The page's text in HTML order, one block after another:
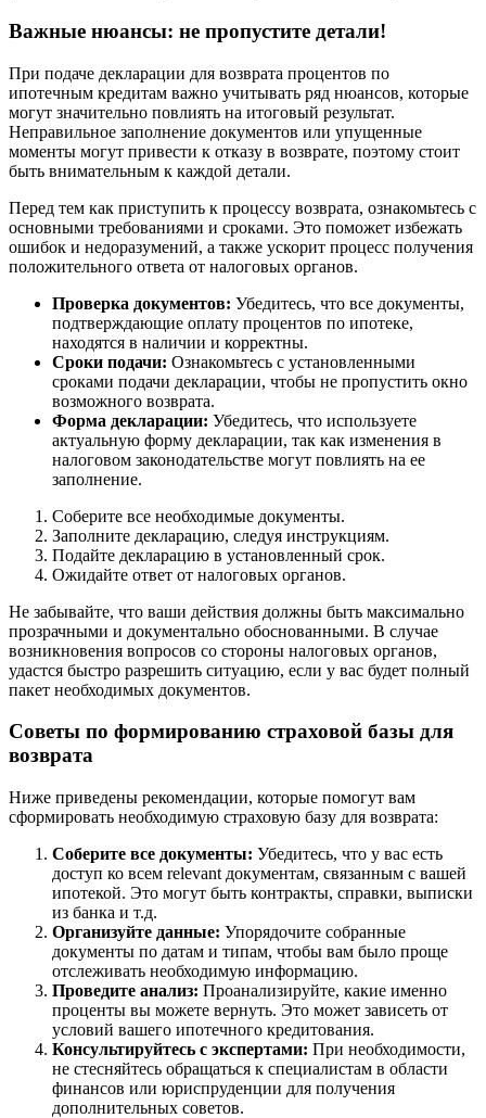
Важные нюансы: не пропустите детали!
При подаче декларации для возврата процентов по
ипотечным кредитам важно учитывать ряд нюансов, которые
могут значительно повлиять на итоговый результат.
Неправильное заполнение документов или упущенные
моменты могут привести к отказу в возврате, поэтому стоит
быть внимательным к каждой детали.
Перед тем как приступить к процессу возврата, ознакомьтесь с
основными требованиями и сроками. Это поможет избежать
ошибок и недоразумений, а также ускорит процесс получения
положительного ответа от налоговых органов.
Проверка документов: Убедитесь, что все документы,
подтверждающие оплату процентов по ипотеке,
находятся в наличии и корректны.
Сроки подачи: Ознакомьтесь с установленными
сроками подачи декларации, чтобы не пропустить окно
возможного возврата.
Форма декларации: Убедитесь, что используете
актуальную форму декларации, так как изменения в
налоговом законодательстве могут повлиять на ее
заполнение.
Соберите все необходимые документы.
Заполните декларацию, следуя инструкциям.
Подайте декларацию в установленный срок.
Ожидайте ответ от налоговых органов.
Не забывайте, что ваши действия должны быть максимально
прозрачными и документально обоснованными. В случае
возникновения вопросов со стороны налоговых органов,
удастся быстро разрешить ситуацию, если у вас будет полный
пакет необходимых документов.
Советы по формированию страховой базы для
возврата
Ниже приведены рекомендации, которые помогут вам
сформировать необходимую страховую базу для возврата:
Соберите все документы: Убедитесь, что у вас есть
доступ ко всем relevant документам, связанным с вашей
ипотекой. Это могут быть контракты, справки, выписки
из банка и т.д.
Организуйте данные: Упорядочите собранные
документы по датам и типам, чтобы вам было проще
отслеживать необходимую информацию.
Проведите анализ: Проанализируйте, какие именно
проценты вы можете вернуть. Это может зависеть от
условий вашего ипотечного кредитования.
Консультируйтесь с экспертами: При необходимости,
не стесняйтесь обращаться к специалистам в области
финансов или юриспруденции для получения
дополнительных советов.